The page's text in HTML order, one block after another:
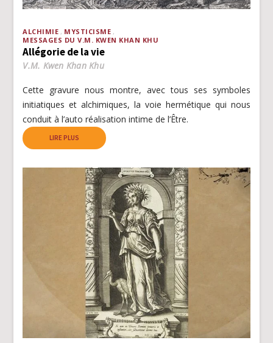
ALCHIMIE
MYSTICISME
MESSAGES DU V.M. KWEN KHAN KHU
Allégorie de la vie
V.M. Kwen Khan Khu
Cette gravure nous montre, avec tous ses symboles
initiatiques et alchimiques, la voie hermétique qui nous
conduit à l’auto réalisation intime de l’Être.
LIRE PLUS